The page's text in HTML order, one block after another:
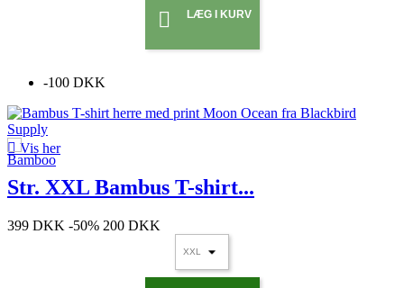
 LÆG I KURV
-100 DKK
Vis her
Str. XXL Bambus T-shirt...
399 DKK -50% 200 DKK